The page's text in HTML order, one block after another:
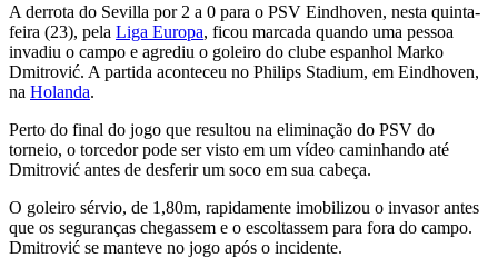
A derrota do Sevilla por 2 a 0 para o PSV Eindhoven, nesta quinta-
feira (23), pela Liga Europa, ficou marcada quando uma pessoa
invadiu o campo e agrediu o goleiro do clube espanhol Marko
Dmitrović. A partida aconteceu no Philips Stadium, em Eindhoven,
na Holanda.
Perto do final do jogo que resultou na eliminação do PSV do
torneio, o torcedor pode ser visto em um vídeo caminhando até
Dmitrović antes de desferir um soco em sua cabeça.
O goleiro sérvio, de 1,80m, rapidamente imobilizou o invasor antes
que os seguranças chegassem e o escoltassem para fora do campo.
Dmitrović se manteve no jogo após o incidente.